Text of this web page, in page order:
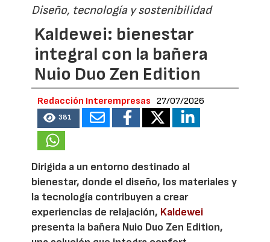
Diseño, tecnología y sostenibilidad
Kaldewei: bienestar
integral con la bañera
Nuio Duo Zen Edition
Redacción Interempresas 27/07/2026
381
Dirigida a un entorno destinado al
bienestar, donde el diseño, los materiales y
la tecnología contribuyen a crear
experiencias de relajación, Kaldewei
presenta la bañera Nuio Duo Zen Edition,